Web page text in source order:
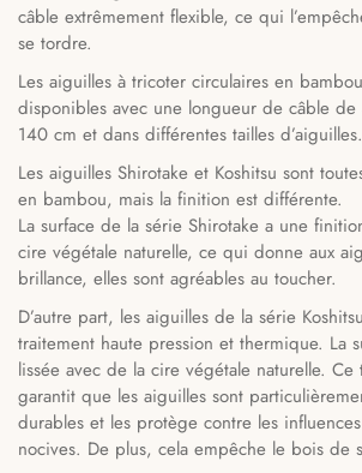
câble extrêmement flexible, ce qui
se tordre.
Les aiguilles à tricoter circulaires en
disponibles avec une longueur de câble
140 cm et dans différentes tailles d’aiguilles.
Les aiguilles Shirotake et Koshitsu sont
en bambou, mais la finition est différente.
La surface de la série Shirotake a une
cire végétale naturelle, ce qui donne aux
brillance, elles sont agréables au toucher.
D’autre part, les aiguilles de la série
traitement haute pression et thermique. La
lissée avec de la cire végétale naturelle. Ce
garantit que les aiguilles sont
durables et les protège contre les
nocives. De plus, cela empêche le bois de